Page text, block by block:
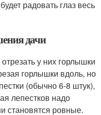
радовать глаз весь
дачи
у них горлышки
горлышки вдоль, но
(обычно 6-8 штук),
лепестков надо
становятся ровные.